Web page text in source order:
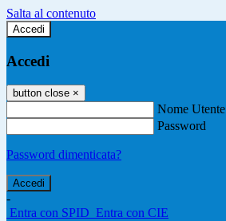
Salta al contenuto
Accedi
Accedi
button close ×
Nome Utente
Password
Password dimenticata?
-
Entra con SPID Entra con CIE